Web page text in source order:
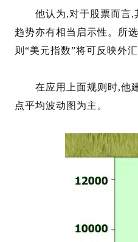
他认为,对于股票而言,其
趋势亦有相当启示性。所
则“美元指数”将可反映外
在应用上面规则时,他建
点平均波动图为主。